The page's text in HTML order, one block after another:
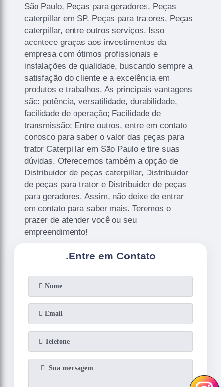
São Paulo, Peças para geradores, Peças
caterpillar em SP, Peças para tratores, Peças
caterpillar, entre outros serviços. Isso
acontece graças aos investimentos da
empresa com ótimos profissionais e
instalações de qualidade, buscando sempre a
satisfação do cliente e a excelência em
produtos e trabalhos. As principais vantagens
são: potência, versatilidade, durabilidade,
facilidade de operação; Facilidade de
transmissão; Entre outros, entre em contato
conosco para saber o valor das peças para
trator Caterpillar em São Paulo e tire suas
dúvidas. Oferecemos também a opção de
Distribuidor de peças caterpillar, Distribuidor
de peças para trator e Distribuidor de peças
para geradores. Assim, não deixe de entrar
em contato para saber mais. Teremos o
prazer de atender você ou seu
empreendimento!
.Entre em Contato